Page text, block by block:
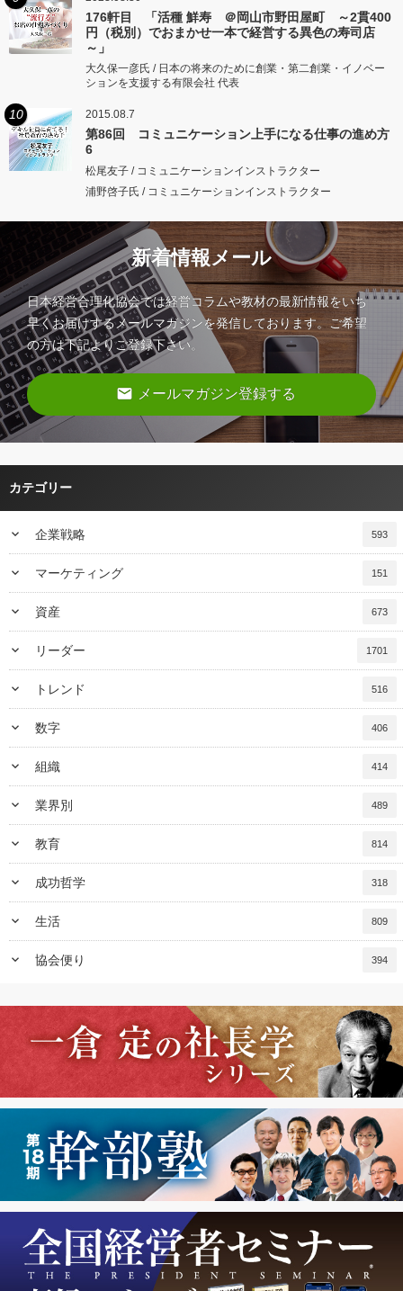
176軒目 「活種 鮮寿 ＠岡山市野田屋町 ～2貫400
円（税別）でおまかせ一本で経営する異色の寿司店
～」
大久保一彦氏 / 日本の将来のために創業・第二創業・イノベー
ションを支援する有限会社 代表
10 2015.08.7
第86回 コミュニケーション上手になる仕事の進め方
6
松尾友子 / コミュニケーションインストラクター
浦野啓子氏 / コミュニケーションインストラクター
新着情報メール
日本経営合理化協会では経営コラムや教材の最新情報をいち
早くお届けするメールマガジンを発信しております。ご希望
の方は下記よりご登録下さい。
email メールマガジン登録する
カテゴリー
keyboard_arrow_down 企業戦略 593
keyboard_arrow_down マーケティング 151
keyboard_arrow_down 資産 673
keyboard_arrow_down リーダー 1701
keyboard_arrow_down トレンド 516
keyboard_arrow_down 数字 406
keyboard_arrow_down 組織 414
keyboard_arrow_down 業界別 489
keyboard_arrow_down 教育 814
keyboard_arrow_down 成功哲学 318
keyboard_arrow_down 生活 809
keyboard_arrow_down 協会便り 394